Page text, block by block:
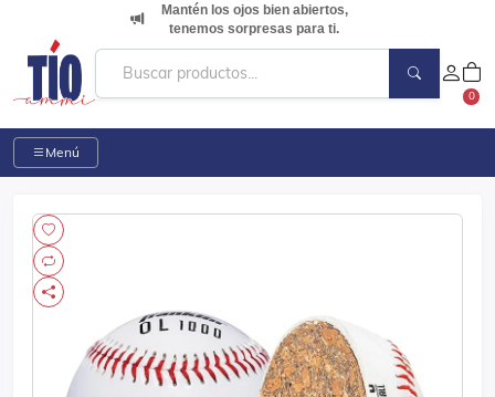
Mantén los ojos bien abiertos,
tenemos sorpresas para ti.
0
Menú